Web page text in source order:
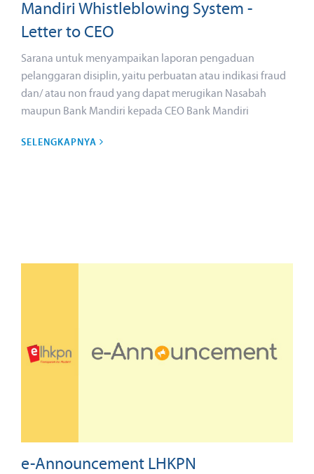
Mandiri Whistleblowing System -
Letter to CEO
Sarana untuk menyampaikan laporan pengaduan
pelanggaran disiplin, yaitu perbuatan atau indikasi fraud
dan/ atau non fraud yang dapat merugikan Nasabah
maupun Bank Mandiri kepada CEO Bank Mandiri
SELENGKAPNYA
e-Announcement LHKPN